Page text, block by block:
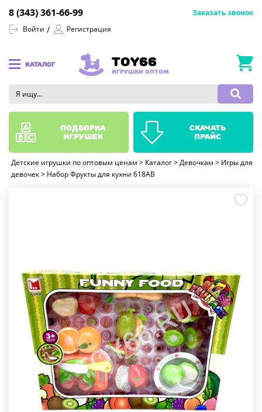
Войти Регистрация
8 (343) 361-66-99 Заказать звонок
КАТАЛОГ TOY66
ИГРУШКИ ОПТОМ
Детские игрушки по оптовым ценам > Каталог > Девочкам > Игры для
девочек > Набор Фрукты для кухни 618AB
подборка
игрушек
скачать
прайс